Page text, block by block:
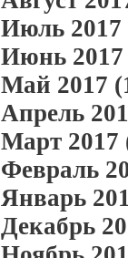
Июль 2017
Июнь 2017
Май 2017
Апрель
Март 2017
Февраль
Январь
Декабрь